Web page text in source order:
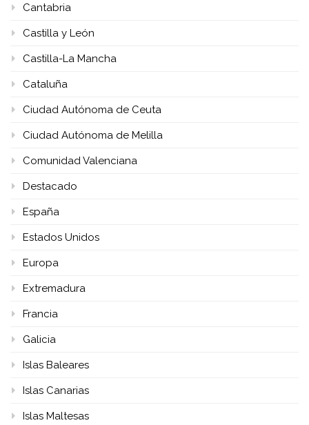
Cantabria
Castilla y León
Castilla-La Mancha
Cataluña
Ciudad Autónoma de Ceuta
Ciudad Autónoma de Melilla
Comunidad Valenciana
Destacado
España
Estados Unidos
Europa
Extremadura
Francia
Galicia
Islas Baleares
Islas Canarias
Islas Maltesas